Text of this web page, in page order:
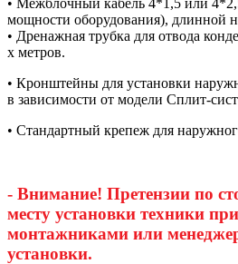
мощности оборудования), длинной
• Дренажная трубка для отвода
х метров.
• Кронштейны для установки
в зависимости от модели Сплит-
• Стандартный крепеж для
- Внимание! Претензии по
месту установки техники
монтажниками или
установки.